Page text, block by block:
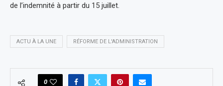
de l’indemnité à partir du 15 juillet.
ACTU À LA UNE RÉFORME DE L'ADMINISTRATION
0